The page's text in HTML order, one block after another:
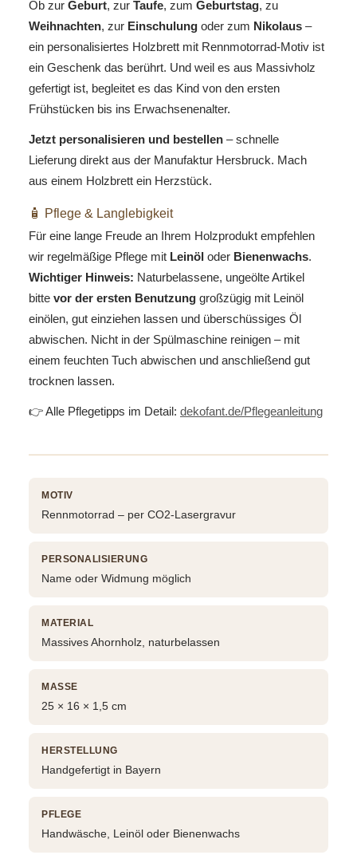
Ob zur Geburt, zur Taufe, zum Geburtstag, zu
Weihnachten, zur Einschulung oder zum Nikolaus –
ein personalisiertes Holzbrett mit Rennmotorrad-Motiv ist
ein Geschenk das berührt. Und weil es aus Massivholz
gefertigt ist, begleitet es das Kind von den ersten
Frühstücken bis ins Erwachsenenalter.
Jetzt personalisieren und bestellen – schnelle
Lieferung direkt aus der Manufaktur Hersbruck. Mach
aus einem Holzbrett ein Herzstück.
🧴 Pflege & Langlebigkeit
Für eine lange Freude an Ihrem Holzprodukt empfehlen
wir regelmäßige Pflege mit Leinöl oder Bienenwachs.
Wichtiger Hinweis: Naturbelassene, ungeölte Artikel
bitte vor der ersten Benutzung großzügig mit Leinöl
einölen, gut einziehen lassen und überschüssiges Öl
abwischen. Nicht in der Spülmaschine reinigen – mit
einem feuchten Tuch abwischen und anschließend gut
trocknen lassen.
👉 Alle Pflegetipps im Detail: dekofant.de/Pflegeanleitung
MOTIV
Rennmotorrad – per CO2-Lasergravur
PERSONALISIERUNG
Name oder Widmung möglich
MATERIAL
Massives Ahornholz, naturbelassen
MASSE
25 × 16 × 1,5 cm
HERSTELLUNG
Handgefertigt in Bayern
PFLEGE
Handwäsche, Leinöl oder Bienenwachs